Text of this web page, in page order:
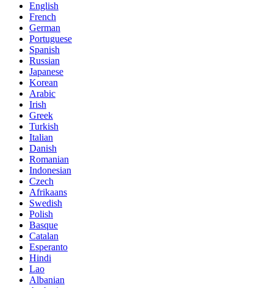
English
French
German
Portuguese
Spanish
Russian
Japanese
Korean
Arabic
Irish
Greek
Turkish
Italian
Danish
Romanian
Indonesian
Czech
Afrikaans
Swedish
Polish
Basque
Catalan
Esperanto
Hindi
Lao
Albanian